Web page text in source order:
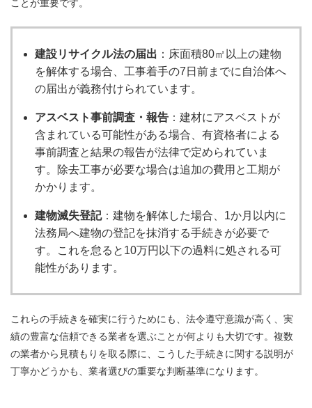
ことが重要です。
建設リサイクル法の届出 ：床面積80㎡以上の建物
を解体する場合、工事着手の7日前までに自治体へ
の届出が義務付けられています。
アスベスト事前調査・報告 ：建材にアスベストが
含まれている可能性がある場合、有資格者による
事前調査と結果の報告が法律で定められていま
す。除去工事が必要な場合は追加の費用と工期が
かかります。
建物滅失登記：建物を解体した場合、1か月以内に
法務局へ建物の登記を抹消する手続きが必要で
す。これを怠ると10万円以下の過料に処される可
能性があります。
これらの手続きを確実に行うためにも、法令遵守意識が高く、実
績の豊富な信頼できる業者を選ぶことが何よりも大切です。複数
の業者から見積もりを取る際に、こうした手続きに関する説明が
丁寧かどうかも、業者選びの重要な判断基準になります。